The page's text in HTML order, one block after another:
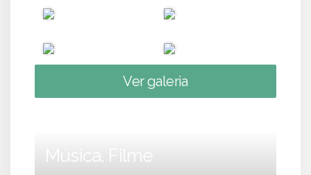
Ver galeria
Música, Filme